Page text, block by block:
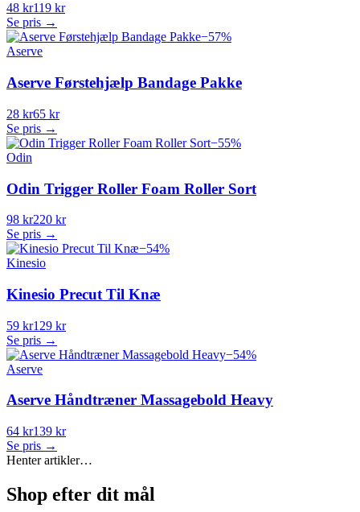
48 kr119 kr
Se pris →
−57%
Aserve
Aserve Førstehjælp Bandage Pakke
28 kr65 kr
Se pris →
−55%
Odin
Odin Trigger Roller Foam Roller Sort
98 kr220 kr
Se pris →
−54%
Kinesio
Kinesio Precut Til Knæ
59 kr129 kr
Se pris →
−54%
Aserve
Aserve Håndtræner Massagebold Heavy
64 kr139 kr
Se pris →
Henter artikler…
Shop efter dit mål